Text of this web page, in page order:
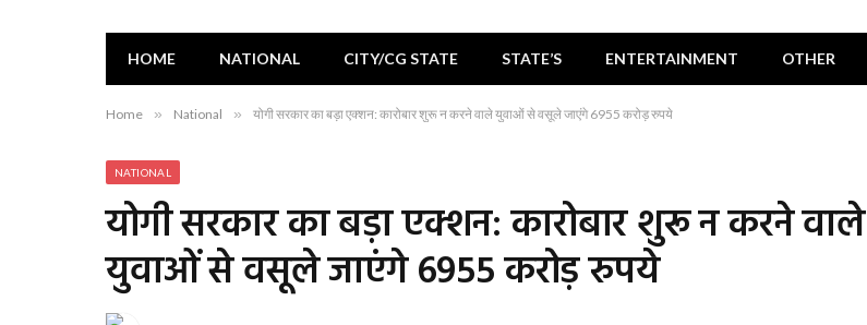
HOME NATIONAL CITY/CG STATE STATE’S ENTERTAINMENT OTHER
Home » National » योगी सरकार का बड़ा एक्शन: कारोबार शुरू न करने वाले युवाओं से वसूले जाएंगे 6955 करोड़ रुपये
NATIONAL
योगी सरकार का बड़ा एक्शन: कारोबार शुरू न करने वाले
युवाओं से वसूले जाएंगे 6955 करोड़ रुपये